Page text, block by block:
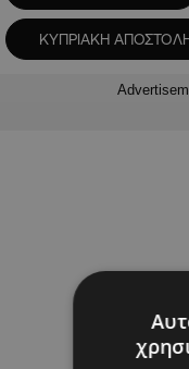
ΚΥΠΡΙΑΚΗ